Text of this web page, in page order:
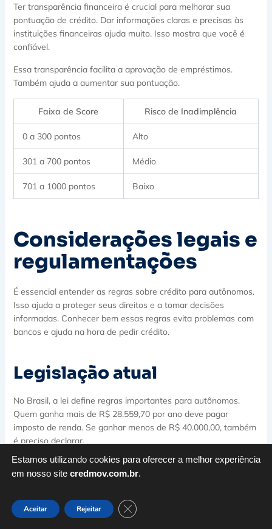
Ter transparência financeira é crucial para melhorar sua
pontuação de crédito. Dar informações claras e precisas às
instituições financeiras ajuda muito. Isso mostra que você é
confiável.
Essa transparência facilita a aprovação de empréstimos.
Também ajuda a aumentar sua pontuação.
Faixa de Score Risco de Inadimplência
0 a 300 pontos Alto
301 a 700 pontos Médio
701 a 1000 pontos Baixo
Considerações legais e
regulamentações
É essencial entender as regras sobre crédito para autônomos.
Isso ajuda a proteger seus direitos e a tomar decisões
informadas. Conhecer bem essas regras evita problemas com
bancos e ajuda na hora de pedir crédito.
Legislação atual
No Brasil, a lei define regras importantes para autônomos.
Quem ganha mais de R$ 28.559,70 por ano deve pagar
imposto de renda. Se ganhar menos de R$ 40.000,00, também
é preciso declarar.
Para quem trabalha com transporte, 60% do que ganha é
tributado. Mas, 40% é isento. Quem transporta carga, 90% do
de renda em 2023 é de 15 de março a 31 de maio.
Estamos utilizando cookies para oferecer a melhor experiência
em nosso site credmov.com.br.
Aceitar Rejeitar Close GDPR Cookie Banner